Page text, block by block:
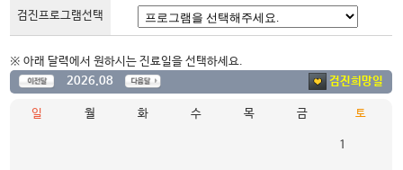
1. 수집하는 개인정보의 항목
본원이 관리하는 홈페이지를 통해 최초 회원 가입 또는 서비스 이용 시 이용자로부터 아래와 같은 개인정보를
집합니다.
※ 이용자는 필수항목 수집·이용에 대한 동의를 거부하실 수 있지만 이는 서비스 제공에 필수적으로 제공되
검진프로그램선택
※ 아래 달력에서 원하시는 진료일을 선택하세요.
2026.08
검진희망일
일 월 화 수 목 금 토
1